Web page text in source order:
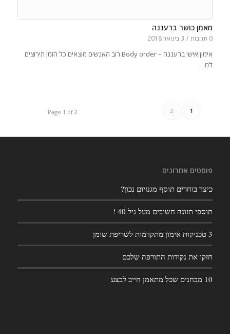
מאמן כושר ברעננה
0 תגובות / 3 בינואר 2018
אימון אישי ברעננה – Body order רוב האנשים מוצאים כל הזמן תירוצים
למ…
Page 1 of 2 1
2
פוסטים אחרונים
כיצד בוחרים תוסף מגנזיום נכון?
תוספי תזונה חשובים מעל גיל 40 !
3 טכניקות אימון מתקדמות לשריפת שומן
חזקו את נקודות התורפה שלכם
10 מבחנים שכל מתאמן חייב לבצע